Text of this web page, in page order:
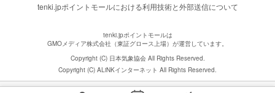
tenki.jpポイントモールにおける利用技術と外部送信について
tenki.jpポイントモールは
GMOメディア株式会社（東証グロース上場）が運営しています。
Copyright (C) 日本気象協会 All Rights Reserved.
Copyright (C) ALiNKインターネット All Rights Reserved.